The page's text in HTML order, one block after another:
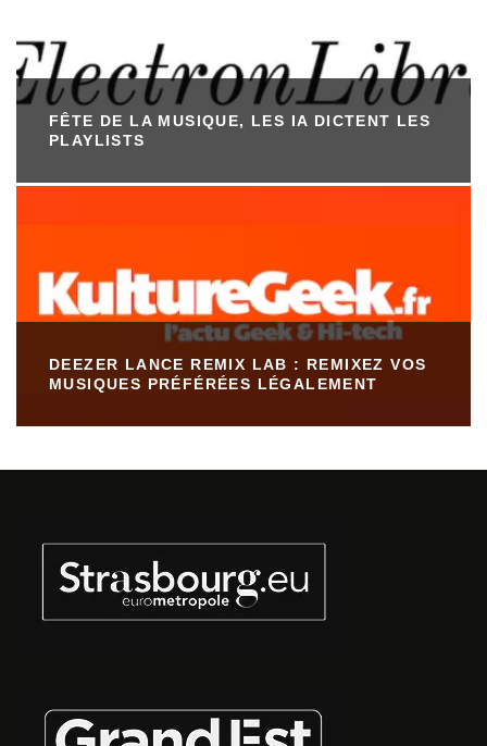
FÊTE DE LA MUSIQUE, LES IA DICTENT LES
PLAYLISTS
DEEZER LANCE REMIX LAB : REMIXEZ VOS
MUSIQUES PRÉFÉRÉES LÉGALEMENT